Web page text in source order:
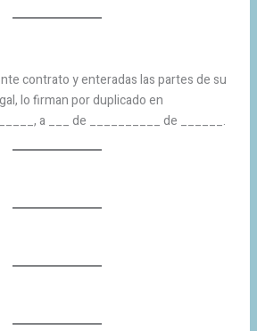
contrato y enteradas las partes de su
lo firman por duplicado en
a ___ de __________ de ______.